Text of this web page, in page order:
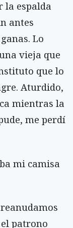
la espalda
antes
Lo
vieja que
que lo
Aturdido,
mientras la
me perdí
mi camisa
patrono